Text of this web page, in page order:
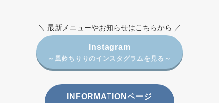
＼ 最新メニューやお知らせはこちらから ／
Instagram
～風鈴ちりりのインスタグラムを見る～
INFORMATIONページ